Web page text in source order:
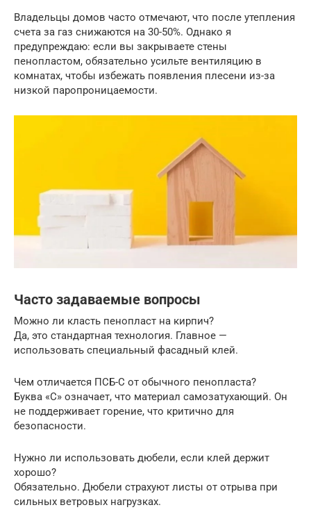
Владельцы домов часто отмечают, что после утепления
счета за газ снижаются на 30-50%. Однако я
предупреждаю: если вы закрываете стены
пенопластом, обязательно усильте вентиляцию в
комнатах, чтобы избежать появления плесени из-за
низкой паропроницаемости.
Часто задаваемые вопросы
Можно ли класть пенопласт на кирпич?
Да, это стандартная технология. Главное —
использовать специальный фасадный клей.
Чем отличается ПСБ-С от обычного пенопласта?
Буква «С» означает, что материал самозатухающий. Он
не поддерживает горение, что критично для
безопасности.
Нужно ли использовать дюбели, если клей держит
хорошо?
Обязательно. Дюбели страхуют листы от отрыва при
сильных ветровых нагрузках.